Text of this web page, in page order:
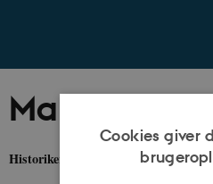
Martin Alm
Historiker, ph.d.
Cookies giver